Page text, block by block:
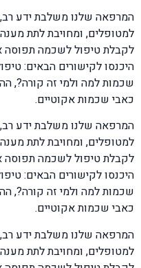
המרפאה שלנו משלבת ידע רב,
למטופלים, ומחויבת לתת
לקבלת טיפול לשכמה תפוסה
היכנסו לקישורים הבאים:
שכמות למה ולמי זה קורה?,
כאבי שכמות אקוטיים.
המרפאה שלנו משלבת ידע רב,
למטופלים, ומחויבת לתת
לקבלת טיפול לשכמה תפוסה
היכנסו לקישורים הבאים:
שכמות למה ולמי זה קורה?,
כאבי שכמות אקוטיים.
המרפאה שלנו משלבת ידע רב,
למטופלים, ומחויבת לתת